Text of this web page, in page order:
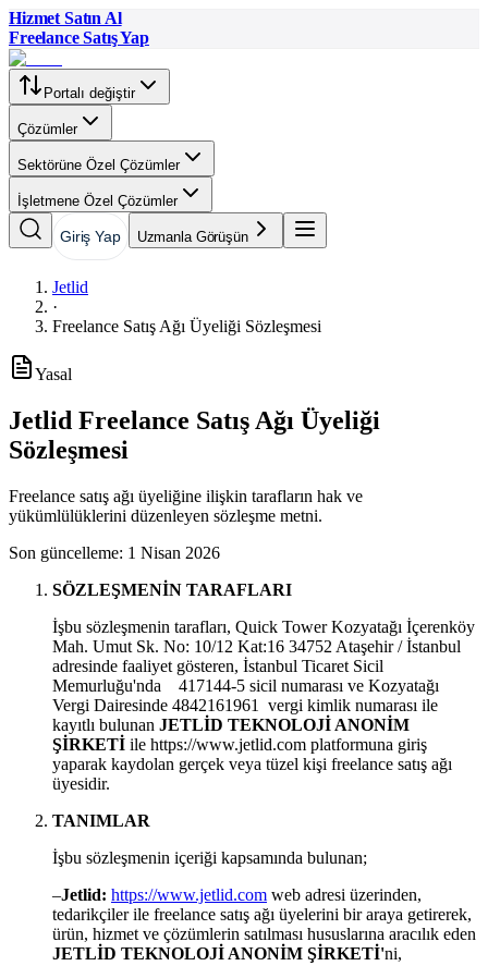
Hizmet Satın Al
Freelance Satış Yap
Portalı değiştir
Çözümler
Sektörüne Özel Çözümler
İşletmene Özel Çözümler
Giriş Yap Uzmanla Görüşün
Jetlid
·
Freelance Satış Ağı Üyeliği Sözleşmesi
Yasal
Jetlid Freelance Satış Ağı Üyeliği
Sözleşmesi
Freelance satış ağı üyeliğine ilişkin tarafların hak ve
yükümlülüklerini düzenleyen sözleşme metni.
Son güncelleme: 1 Nisan 2026
SÖZLEŞMENİN TARAFLARI
İşbu sözleşmenin tarafları, Quick Tower Kozyatağı İçerenköy
Mah. Umut Sk. No: 10/12 Kat:16 34752 Ataşehir / İstanbul
adresinde faaliyet gösteren, İstanbul Ticaret Sicil
Memurluğu'nda 417144-5 sicil numarası ve Kozyatağı
Vergi Dairesinde 4842161961 vergi kimlik numarası ile
kayıtlı bulunan JETLİD TEKNOLOJİ ANONİM
ŞİRKETİ ile https://www.jetlid.com platformuna giriş
yaparak kaydolan gerçek veya tüzel kişi freelance satış ağı
üyesidir.
TANIMLAR
İşbu sözleşmenin içeriği kapsamında bulunan;
–Jetlid: https://www.jetlid.com web adresi üzerinden,
tedarikçiler ile freelance satış ağı üyelerini bir araya getirerek,
ürün, hizmet ve çözümlerin satılması hususlarına aracılık eden
JETLİD TEKNOLOJİ ANONİM ŞİRKETİ'ni,